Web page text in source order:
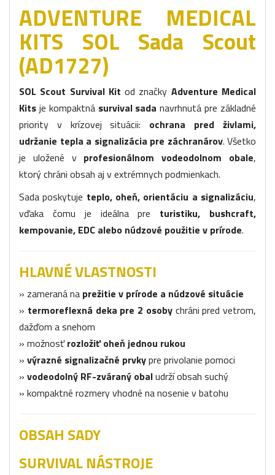
ADVENTURE MEDICAL
KITS SOL Sada Scout
(AD1727)
SOL Scout Survival Kit od značky Adventure Medical
Kits je kompaktná survival sada navrhnutá pre základné
priority v krízovej situácii: ochrana pred živlami,
udržanie tepla a signalizácia pre záchranárov. Všetko
je uložené v profesionálnom vodeodolnom obale,
ktorý chráni obsah aj v extrémnych podmienkach.
Sada poskytuje teplo, oheň, orientáciu a signalizáciu,
vďaka čomu je ideálna pre turistiku, bushcraft,
kempovanie, EDC alebo núdzové použitie v prírode.
HLAVNÉ VLASTNOSTI
» zameraná na prežitie v prírode a núdzové situácie
» termoreflexná deka pre 2 osobychráni pred vetrom,
dažďom a snehom
» možnosť rozložiť oheň jednou rukou
» výrazné signalizačné prvkypre privolanie pomoci
» vodeodolný RF-zváraný obaludrží obsah suchý
» kompaktné rozmery vhodné na nosenie v batohu
OBSAH SADY
SURVIVAL NÁSTROJE